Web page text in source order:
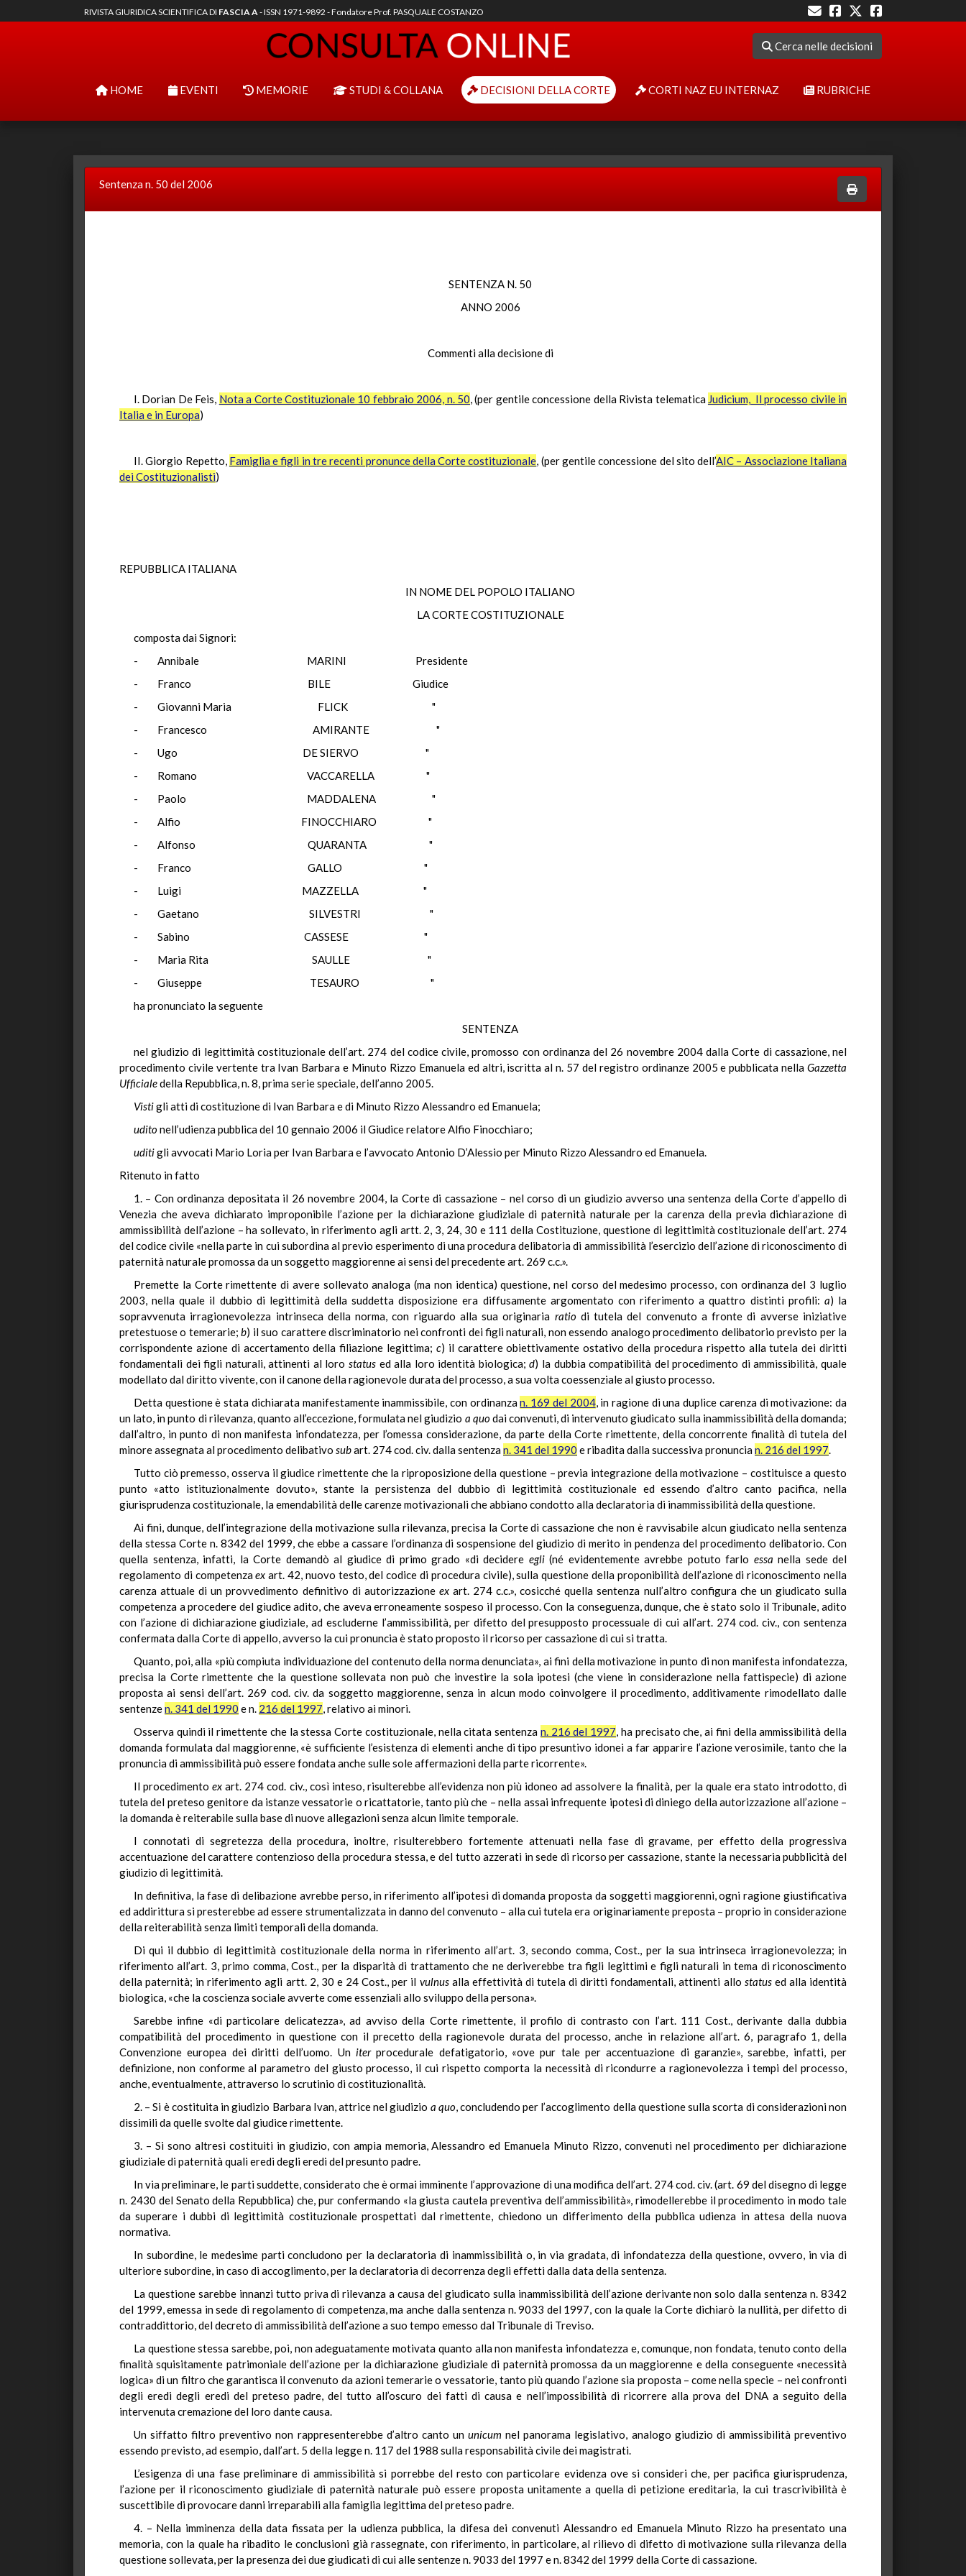
RIVISTA GIURIDICA SCIENTIFICA DI FASCIA A- ISSN 1971-9892 - Fondatore Prof. PASQUALE COSTANZO
Cerca nelle decisioni
HOME EVENTI MEMORIE STUDI & COLLANA DECISIONI DELLA CORTE CORTI NAZ EU INTERNAZ RUBRICHE
Sentenza n. 50 del 2006
SENTENZA N. 50
ANNO 2006
Commenti alla decisione di
I. Dorian De Feis, Nota a Corte Costituzionale 10 febbraio 2006, n. 50, (per gentile concessione della Rivista telematica Judicium, Il processo civile in
Italia e in Europa)
II. Giorgio Repetto, Famiglia e figli in tre recenti pronunce della Corte costituzionale, (per gentile concessione del sito dell’AIC – Associazione Italiana
dei Costituzionalisti)
REPUBBLICA ITALIANA
IN NOME DEL POPOLO ITALIANO
LA CORTE COSTITUZIONALE
composta dai Signori:
- Annibale MARINI Presidente
- Franco BILE Giudice
- Giovanni Maria FLICK "
- Francesco AMIRANTE "
- Ugo DE SIERVO "
- Romano VACCARELLA "
- Paolo MADDALENA "
- Alfio FINOCCHIARO "
- Alfonso QUARANTA "
- Franco GALLO "
- Luigi MAZZELLA "
- Gaetano SILVESTRI "
- Sabino CASSESE "
- Maria Rita SAULLE "
- Giuseppe TESAURO "
ha pronunciato la seguente
SENTENZA
nel giudizio di legittimità costituzionale dell’art. 274 del codice civile, promosso con ordinanza del 26 novembre 2004 dalla Corte di cassazione, nel
procedimento civile vertente tra Ivan Barbara e Minuto Rizzo Emanuela ed altri, iscritta al n. 57 del registro ordinanze 2005 e pubblicata nella Gazzetta
Ufficialedella Repubblica, n. 8, prima serie speciale, dell’anno 2005.
Vistigli atti di costituzione di Ivan Barbara e di Minuto Rizzo Alessandro ed Emanuela;
uditonell’udienza pubblica del 10 gennaio 2006 il Giudice relatore Alfio Finocchiaro;
uditigli avvocati Mario Loria per Ivan Barbara e l’avvocato Antonio D’Alessio per Minuto Rizzo Alessandro ed Emanuela.
Ritenuto in fatto
1. – Con ordinanza depositata il 26 novembre 2004, la Corte di cassazione – nel corso di un giudizio avverso una sentenza della Corte d’appello di
Venezia che aveva dichiarato improponibile l’azione per la dichiarazione giudiziale di paternità naturale per la carenza della previa dichiarazione di
ammissibilità dell’azione – ha sollevato, in riferimento agli artt. 2, 3, 24, 30 e 111 della Costituzione, questione di legittimità costituzionale dell’art. 274
del codice civile «nella parte in cui subordina al previo esperimento di una procedura delibatoria di ammissibilità l’esercizio dell’azione di riconoscimento di
paternità naturale promossa da un soggetto maggiorenne ai sensi del precedente art. 269 c.c.».
Premette la Corte rimettente di avere sollevato analoga (ma non identica) questione, nel corso del medesimo processo, con ordinanza del 3 luglio
2003, nella quale il dubbio di legittimità della suddetta disposizione era diffusamente argomentato con riferimento a quattro distinti profili: a) la
sopravvenuta irragionevolezza intrinseca della norma, con riguardo alla sua originaria ratio di tutela del convenuto a fronte di avverse iniziative
pretestuose o temerarie;b) il suo carattere discriminatorio nei confronti dei figli naturali, non essendo analogo procedimento delibatorio previsto per la
corrispondente azione di accertamento della filiazione legittima; c) il carattere obiettivamente ostativo della procedura rispetto alla tutela dei diritti
fondamentali dei figli naturali, attinenti al loro status ed alla loro identità biologica;d) la dubbia compatibilità del procedimento di ammissibilità, quale
modellato dal diritto vivente, con il canone della ragionevole durata del processo, a sua volta coessenziale al giusto processo.
Detta questione è stata dichiarata manifestamente inammissibile, con ordinanzan. 169 del 2004, in ragione di una duplice carenza di motivazione: da
un lato, in punto di rilevanza, quanto all’eccezione, formulata nel giudizio a quodai convenuti, di intervenuto giudicato sulla inammissibilità della domanda;
dall’altro, in punto di non manifesta infondatezza, per l’omessa considerazione, da parte della Corte rimettente, della concorrente finalità di tutela del
minore assegnata al procedimento delibativo subart. 274 cod. civ. dalla sentenzan. 341 del 1990 e ribadita dalla successiva pronuncian. 216 del 1997.
Tutto ciò premesso, osserva il giudice rimettente che la riproposizione della questione – previa integrazione della motivazione – costituisce a questo
punto «atto istituzionalmente dovuto», stante la persistenza del dubbio di legittimità costituzionale ed essendo d’altro canto pacifica, nella
giurisprudenza costituzionale, la emendabilità delle carenze motivazionali che abbiano condotto alla declaratoria di inammissibilità della questione.
Ai fini, dunque, dell’integrazione della motivazione sulla rilevanza, precisa la Corte di cassazione che non è ravvisabile alcun giudicato nella sentenza
della stessa Corte n. 8342 del 1999, che ebbe a cassare l’ordinanza di sospensione del giudizio di merito in pendenza del procedimento delibatorio. Con
quella sentenza, infatti, la Corte demandò al giudice di primo grado «di decidere egli (né evidentemente avrebbe potuto farlo essa nella sede del
regolamento di competenzaexart. 42, nuovo testo, del codice di procedura civile), sulla questione della proponibilità dell’azione di riconoscimento nella
carenza attuale di un provvedimento definitivo di autorizzazione ex art. 274 c.c.», cosicché quella sentenza null’altro configura che un giudicato sulla
competenza a procedere del giudice adito, che aveva erroneamente sospeso il processo. Con la conseguenza, dunque, che è stato solo il Tribunale, adito
con l’azione di dichiarazione giudiziale, ad escluderne l’ammissibilità, per difetto del presupposto processuale di cui all’art. 274 cod. civ., con sentenza
confermata dalla Corte di appello, avverso la cui pronuncia è stato proposto il ricorso per cassazione di cui si tratta.
Quanto, poi, alla «più compiuta individuazione del contenuto della norma denunciata», ai fini della motivazione in punto di non manifesta infondatezza,
precisa la Corte rimettente che la questione sollevata non può che investire la sola ipotesi (che viene in considerazione nella fattispecie) di azione
proposta ai sensi dell’art. 269 cod. civ. da soggetto maggiorenne, senza in alcun modo coinvolgere il procedimento, additivamente rimodellato dalle
sentenzen. 341 del 1990 e n. 216 del 1997, relativo ai minori.
Osserva quindi il rimettente che la stessa Corte costituzionale, nella citata sentenza n. 216 del 1997, ha precisato che, ai fini della ammissibilità della
domanda formulata dal maggiorenne, «è sufficiente l’esistenza di elementi anche di tipo presuntivo idonei a far apparire l’azione verosimile, tanto che la
pronuncia di ammissibilità può essere fondata anche sulle sole affermazioni della parte ricorrente».
Il procedimentoexart. 274 cod. civ., così inteso, risulterebbe all’evidenza non più idoneo ad assolvere la finalità, per la quale era stato introdotto, di
tutela del preteso genitore da istanze vessatorie o ricattatorie, tanto più che – nella assai infrequente ipotesi di diniego della autorizzazione all’azione –
la domanda è reiterabile sulla base di nuove allegazioni senza alcun limite temporale.
I connotati di segretezza della procedura, inoltre, risulterebbero fortemente attenuati nella fase di gravame, per effetto della progressiva
accentuazione del carattere contenzioso della procedura stessa, e del tutto azzerati in sede di ricorso per cassazione, stante la necessaria pubblicità del
giudizio di legittimità.
In definitiva, la fase di delibazione avrebbe perso, in riferimento all’ipotesi di domanda proposta da soggetti maggiorenni, ogni ragione giustificativa
ed addirittura si presterebbe ad essere strumentalizzata in danno del convenuto – alla cui tutela era originariamente preposta – proprio in considerazione
della reiterabilità senza limiti temporali della domanda.
Di qui il dubbio di legittimità costituzionale della norma in riferimento all’art. 3, secondo comma, Cost., per la sua intrinseca irragionevolezza; in
riferimento all’art. 3, primo comma, Cost., per la disparità di trattamento che ne deriverebbe tra figli legittimi e figli naturali in tema di riconoscimento
della paternità; in riferimento agli artt. 2, 30 e 24 Cost., per il vulnus alla effettività di tutela di diritti fondamentali, attinenti allo status ed alla identità
biologica, «che la coscienza sociale avverte come essenziali allo sviluppo della persona».
Sarebbe infine «di particolare delicatezza», ad avviso della Corte rimettente, il profilo di contrasto con l’art. 111 Cost., derivante dalla dubbia
compatibilità del procedimento in questione con il precetto della ragionevole durata del processo, anche in relazione all’art. 6, paragrafo 1, della
Convenzione europea dei diritti dell’uomo. Un iterprocedurale defatigatorio, «ove pur tale per accentuazione di garanzie», sarebbe, infatti, per
definizione, non conforme al parametro del giusto processo, il cui rispetto comporta la necessità di ricondurre a ragionevolezza i tempi del processo,
anche, eventualmente, attraverso lo scrutinio di costituzionalità.
2. – Si è costituita in giudizio Barbara Ivan, attrice nel giudizio a quo,concludendo per l’accoglimento della questione sulla scorta di considerazioni non
dissimili da quelle svolte dal giudice rimettente.
3. – Si sono altresì costituiti in giudizio, con ampia memoria, Alessandro ed Emanuela Minuto Rizzo, convenuti nel procedimento per dichiarazione
giudiziale di paternità quali eredi degli eredi del presunto padre.
In via preliminare, le parti suddette, considerato che è ormai imminente l’approvazione di una modifica dell’art. 274 cod. civ. (art. 69 del disegno di legge
n. 2430 del Senato della Repubblica) che, pur confermando «la giusta cautela preventiva dell’ammissibilità», rimodellerebbe il procedimento in modo tale
da superare i dubbi di legittimità costituzionale prospettati dal rimettente, chiedono un differimento della pubblica udienza in attesa della nuova
normativa.
In subordine, le medesime parti concludono per la declaratoria di inammissibilità o, in via gradata, di infondatezza della questione, ovvero, in via di
ulteriore subordine, in caso di accoglimento, per la declaratoria di decorrenza degli effetti dalla data della sentenza.
La questione sarebbe innanzi tutto priva di rilevanza a causa del giudicato sulla inammissibilità dell’azione derivante non solo dalla sentenza n. 8342
del 1999, emessa in sede di regolamento di competenza, ma anche dalla sentenza n. 9033 del 1997, con la quale la Corte dichiarò la nullità, per difetto di
contraddittorio, del decreto di ammissibilità dell’azione a suo tempo emesso dal Tribunale di Treviso.
La questione stessa sarebbe, poi, non adeguatamente motivata quanto alla non manifesta infondatezza e, comunque, non fondata, tenuto conto della
finalità squisitamente patrimoniale dell’azione per la dichiarazione giudiziale di paternità promossa da un maggiorenne e della conseguente «necessità
logica» di un filtro che garantisca il convenuto da azioni temerarie o vessatorie, tanto più quando l’azione sia proposta – come nella specie – nei confronti
degli eredi degli eredi del preteso padre, del tutto all’oscuro dei fatti di causa e nell’impossibilità di ricorrere alla prova del DNA a seguito della
intervenuta cremazione del loro dante causa.
Un siffatto filtro preventivo non rappresenterebbe d’altro canto ununicumnel panorama legislativo, analogo giudizio di ammissibilità preventivo
essendo previsto, ad esempio, dall’art. 5 della legge n. 117 del 1988 sulla responsabilità civile dei magistrati.
L’esigenza di una fase preliminare di ammissibilità si porrebbe del resto con particolare evidenza ove si consideri che, per pacifica giurisprudenza,
l’azione per il riconoscimento giudiziale di paternità naturale può essere proposta unitamente a quella di petizione ereditaria, la cui trascrivibilità è
suscettibile di provocare danni irreparabili alla famiglia legittima del preteso padre.
4. – Nella imminenza della data fissata per la udienza pubblica, la difesa dei convenuti Alessandro ed Emanuela Minuto Rizzo ha presentato una
memoria, con la quale ha ribadito le conclusioni già rassegnate, con riferimento, in particolare, al rilievo di difetto di motivazione sulla rilevanza della
questione sollevata, per la presenza dei due giudicati di cui alle sentenze n. 9033 del 1997 e n. 8342 del 1999 della Corte di cassazione.